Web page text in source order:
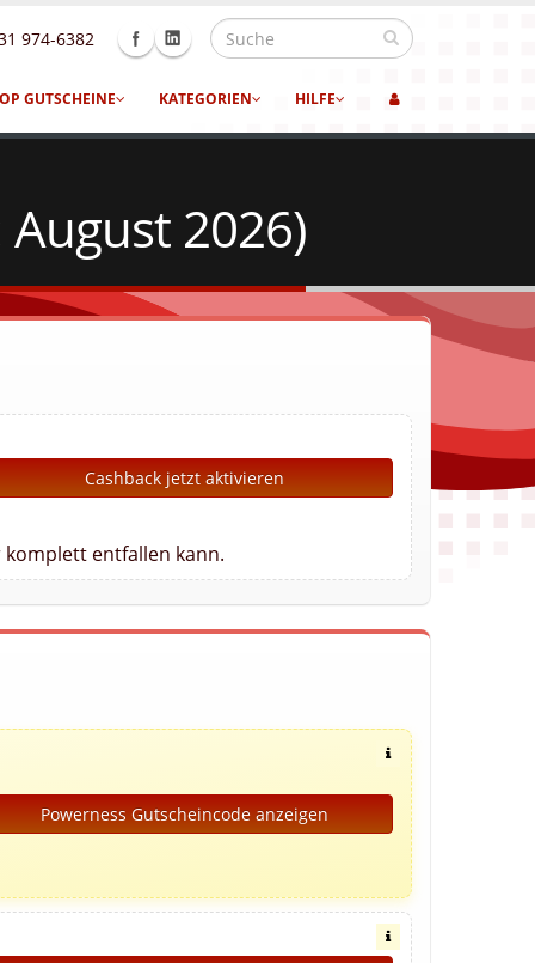
974-6382
GUTSCHEINE KATEGORIEN HILFE
2026)
Cashback jetzt aktivieren
komplett entfallen kann.
Powerness Gutscheincode anzeigen